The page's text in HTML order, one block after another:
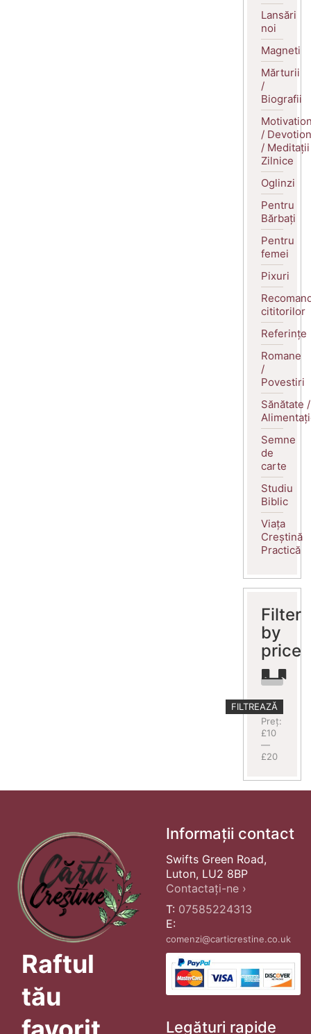
Lansări
noi
Magneti
Mărturii
/
Biografii
/
/ Meditații
Zilnice
Oglinzi
Pentru
Bărbați
Pentru
femei
Pixuri
cititorilor
Referințe
Romane
/
Povestiri
Sănătate /
Semne
de
carte
Studiu
Biblic
Viața
Creștină
Practică
Filter
by
price
Preț
minim
Preț
maxim
FILTREAZĂ
Preț:
£10
—
£20
Raftul
tău
Informații contact
Swifts Green Road,
Luton, LU2 8BP
Contactați-ne ›
T: 07585224313
E:
comenzi@carticrestine.co.uk
Legături rapide